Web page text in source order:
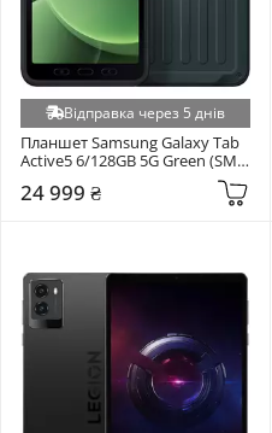
Відправка через 5 днів
Планшет Samsung Galaxy Tab
Active5 6/128GB 5G Green (SM-
24 999 ₴